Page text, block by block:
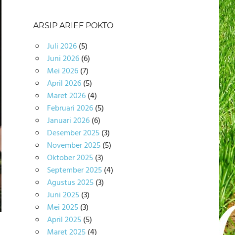
ARSIP ARIEF POKTO
Juli 2026(5)
Juni 2026(6)
Mei 2026(7)
April 2026(5)
Maret 2026(4)
Februari 2026(5)
Januari 2026(6)
Desember 2025(3)
November 2025(5)
Oktober 2025(3)
September 2025(4)
Agustus 2025(3)
Juni 2025(3)
Mei 2025(3)
April 2025(5)
Maret 2025(4)